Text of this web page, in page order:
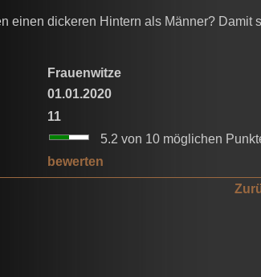
einen dickeren Hintern als Männer? Damit
Frauenwitze
01.01.2020
11
5.2 von 10 möglichen
bewerten